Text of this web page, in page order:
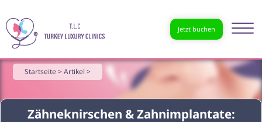
Jetzt buchen
Zähneknirschen & Zahnimplantate:
Startseite >Artikel >